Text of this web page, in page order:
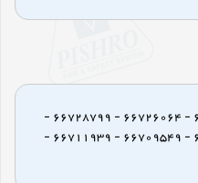
66725822 - 66709549 - 66726064 - 66728799 -
66721207 - 66726097 - 66709549 - 66711939 -